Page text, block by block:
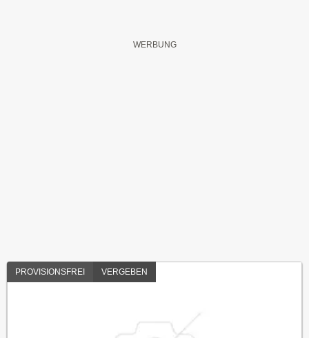
PROVISIONSFREI VERGEBEN